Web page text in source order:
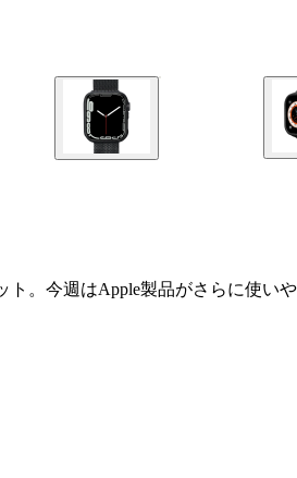
。今週はApple製品がさらに使い